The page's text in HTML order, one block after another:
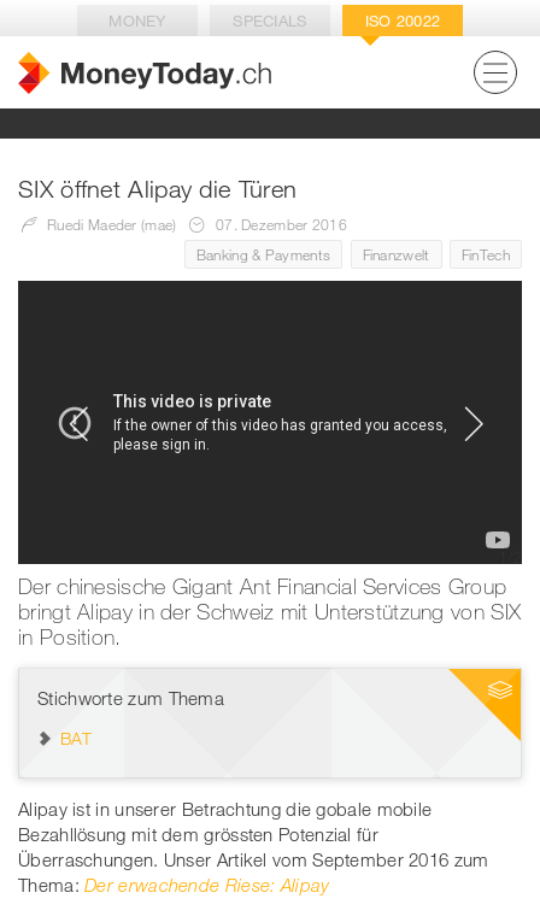
MONEY SPECIALS ISO 20022
SIX öffnet Alipay die Türen
Ruedi Maeder (mae)
07. Dezember 2016
Banking & Payments
Finanzwelt FinTech
Bild: Iakov Kalinin | Getty Images
Der chinesische Gigant Ant Financial Services Group
bringt Alipay in der Schweiz mit Unterstützung von SIX
in Position.
Stichworte zum Thema
BAT
Alipay ist in unserer Betrachtung die gobale mobile
Bezahllösung mit dem grössten Potenzial für
Überraschungen. Unser Artikel vom September 2016 zum
Thema:Der erwachende Riese: Alipay